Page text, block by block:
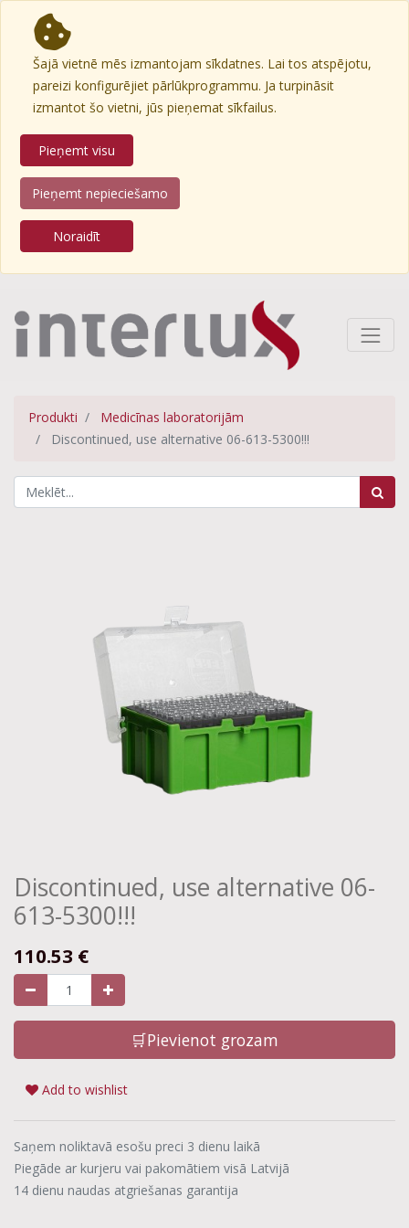
Šajā vietnē mēs izmantojam sīkdatnes. Lai tos atspējotu,
pareizi konfigurējiet pārlūkprogrammu. Ja turpināsit
izmantot šo vietni, jūs pieņemat sīkfailus.
Pieņemt visu
Pieņemt nepieciešamo
Noraidīt
Produkti
Medicīnas laboratorijām
Discontinued, use alternative 06-613-5300!!!
Discontinued, use alternative 06-
613-5300!!!
110.53 €
🛒Pievienot grozam
Add to wishlist
Saņem noliktavā esošu preci 3 dienu laikā
Piegāde ar kurjeru vai pakomātiem visā Latvijā
14 dienu naudas atgriešanas garantija